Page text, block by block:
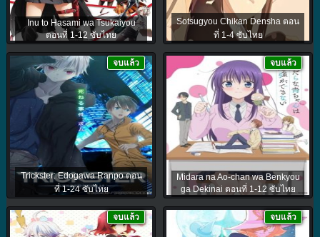
Inu to Hasami wa Tsukaiyou
ตอนที่ 1-12 ซับไทย
Sotsugyou Chikan Densha ตอน
ที่ 1-4 ซับไทย
Trickster: Edogawa Ranpo ตอน
ที่ 1-24 ซับไทย
จบแล้ว
Midara na Ao-chan wa Benkyou
ga Dekinai ตอนที่ 1-12 ซับไทย
จบแล้ว
จบแล้ว จบแล้ว